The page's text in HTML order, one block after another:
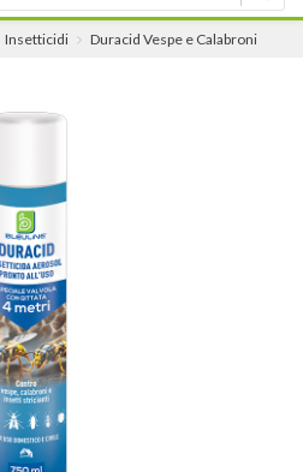
Insetticidi Duracid Vespe e Calabroni